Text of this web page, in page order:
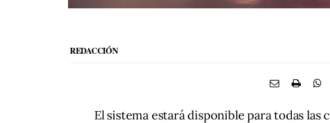
REDACCIÓN
El sistema estará disponible para todas